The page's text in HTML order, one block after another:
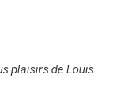
plaisirs de Louis